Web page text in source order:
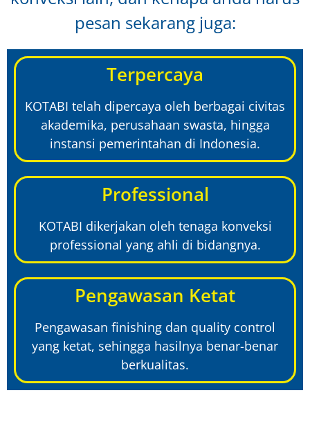
pesan sekarang juga:
Terpercaya
KOTABI telah dipercaya oleh berbagai civitas
akademika, perusahaan swasta, hingga
instansi pemerintahan di Indonesia.
Professional
KOTABI dikerjakan oleh tenaga konveksi
professional yang ahli di bidangnya.
Pengawasan Ketat
Pengawasan finishing dan quality control
yang ketat, sehingga hasilnya benar-benar
berkualitas.